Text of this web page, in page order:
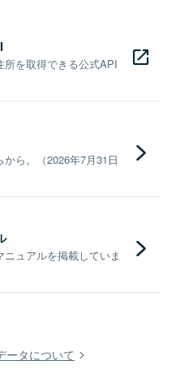
を取得できる公式API
ら。（2026年7月31日
ュアルを掲載していま
ータについて